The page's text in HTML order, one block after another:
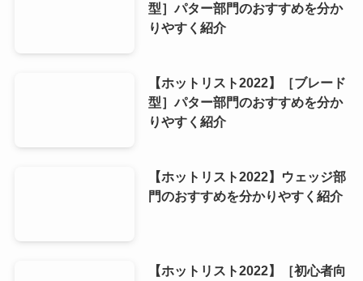
型］パター部門のおすすめを分か
りやすく紹介
【ホットリスト2022】［ブレード
型］パター部門のおすすめを分か
りやすく紹介
【ホットリスト2022】ウェッジ部
門のおすすめを分かりやすく紹介
【ホットリスト2022】［初心者向